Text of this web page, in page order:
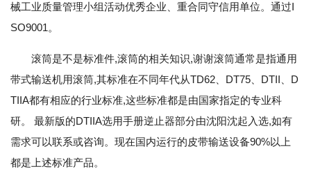
械工业质量管理小组活动优秀企业、重合同守信用单位。通过I
SO9001。
滚筒是不是标准件,滚筒的相关知识,谢谢滚筒通常是指通用
带式输送机用滚筒,其标准在不同年代从TD62、DT75、DTII、D
TIIA都有相应的行业标准,这些标准都是由国家指定的专业科
研。 最新版的DTIIA选用手册逆止器部分由沈阳沈起入选,如有
需求可以联系或咨询。现在国内运行的皮带输送设备90%以上
都是上述标准产品。